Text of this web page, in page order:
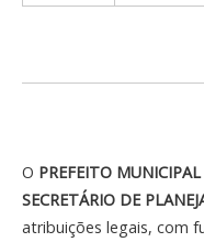
O PREFEITO
SECRETÁRIO DE
atribuições legais, com